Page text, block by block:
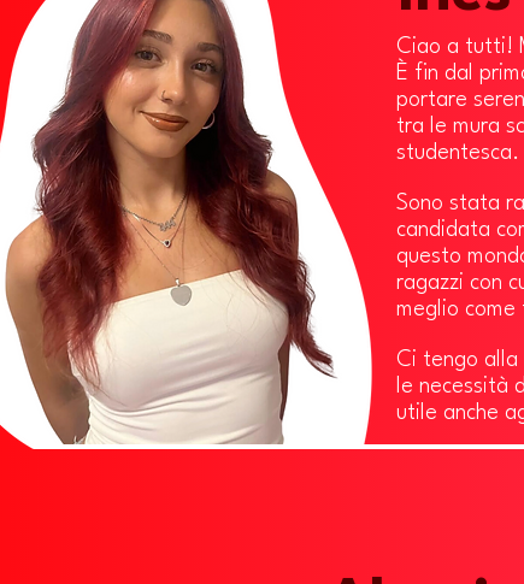
Ciao a tutti!
È fin dal
portare
tra le mura
studentesca.
Sono stata
candidata
questo
ragazzi con
meglio come
Ci tengo
le necessità
utile anche